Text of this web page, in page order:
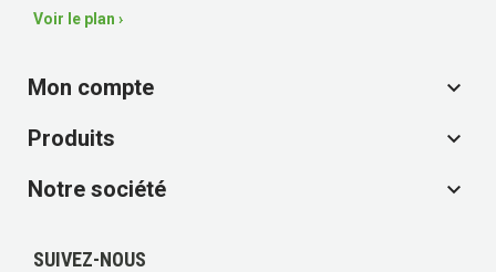
Voir le plan ›
Mon compte

Produits

Notre société

SUIVEZ-NOUS